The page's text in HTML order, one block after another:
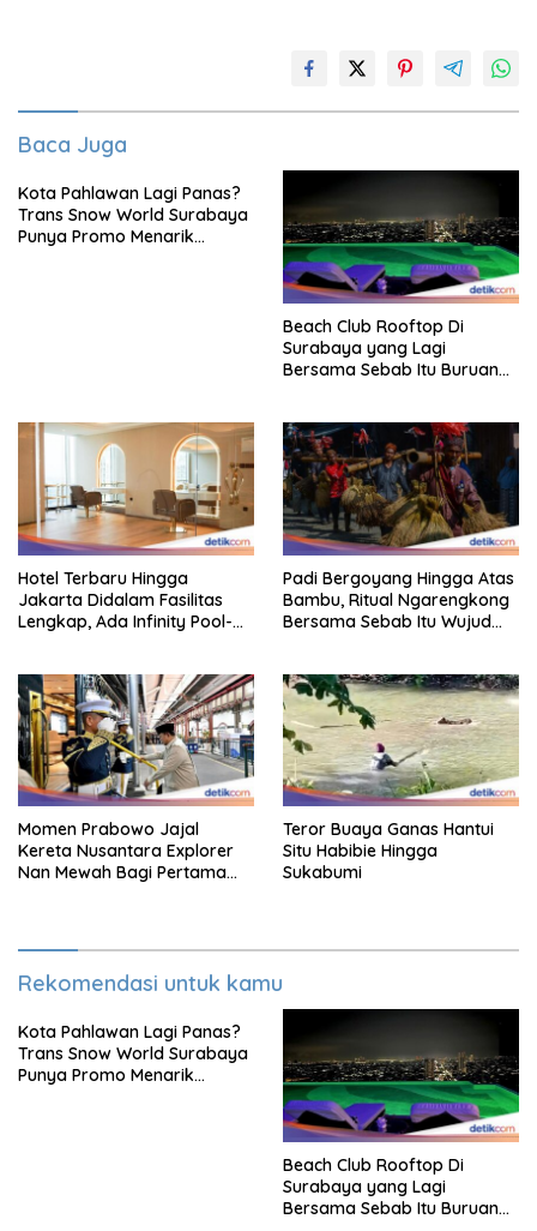
Baca Juga
Kota Pahlawan Lagi Panas?
Trans Snow World Surabaya
Punya Promo Menarik
Beach Club Rooftop Di
Surabaya yang Lagi
Bersama Sebab Itu Buruan
Hotel Terbaru Hingga
Jakarta Didalam Fasilitas
Lengkap, Ada Infinity Pool-
Padi Bergoyang Hingga Atas
Bambu, Ritual Ngarengkong
Bersama Sebab Itu Wujud
Momen Prabowo Jajal
Kereta Nusantara Explorer
Nan Mewah Bagi Pertama
Teror Buaya Ganas Hantui
Situ Habibie Hingga
Sukabumi
Rekomendasi untuk kamu
Kota Pahlawan Lagi Panas?
Trans Snow World Surabaya
Punya Promo Menarik
Beach Club Rooftop Di
Surabaya yang Lagi
Bersama Sebab Itu Buruan